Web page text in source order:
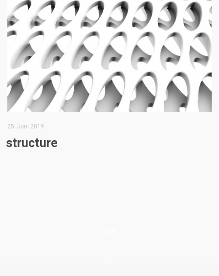
25. Juni 2019
structure